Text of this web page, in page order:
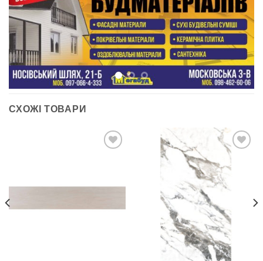
СХОЖІ ТОВАРИ
БАЖАНЬ
ДОДАТИ
ДО
СПИСКУ
БАЖАНЬ